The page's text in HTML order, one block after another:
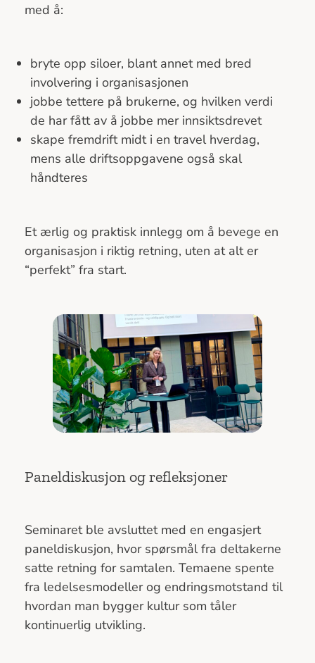
med å:
bryte opp siloer, blant annet med bred
involvering i organisasjonen
jobbe tettere på brukerne, og hvilken verdi
de har fått av å jobbe mer innsiktsdrevet
skape fremdrift midt i en travel hverdag,
mens alle driftsoppgavene også skal
håndteres
Et ærlig og praktisk innlegg om å bevege en
organisasjon i riktig retning, uten at alt er
“perfekt” fra start.
Paneldiskusjon og refleksjoner
Seminaret ble avsluttet med en engasjert
paneldiskusjon, hvor spørsmål fra deltakerne
satte retning for samtalen. Temaene spente
fra ledelsesmodeller og endringsmotstand til
hvordan man bygger kultur som tåler
kontinuerlig utvikling.